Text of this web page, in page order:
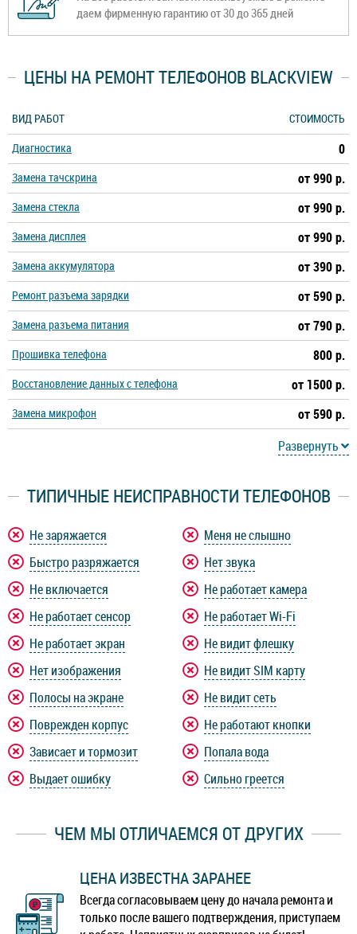
даем фирменную гарантию от 30 до 365 дней
ЦЕНЫ НА РЕМОНТ ТЕЛЕФОНОВ BLACKVIEW
ВИД РАБОТ
СТОИМОСТЬ
Диагностика
0
Замена тачскрина от 990 р.
Замена стекла от 990 р.
Замена дисплея от 990 р.
Замена аккумулятора от 390 р.
Ремонт разъема зарядки от 590 р.
Замена разъема питания от 790 р.
Прошивка телефона 800 р.
Восстановление данных с телефона от 1500 р.
Замена микрофон
от 590 р.
Развернуть
ТИПИЧНЫЕ НЕИСПРАВНОСТИ ТЕЛЕФОНОВ
Не заряжается
Быстро разряжается
Не включается
Не работает сенсор
Не работает экран
Нет изображения
Полосы на экране
Поврежден корпус
Зависает и тормозит
Выдает ошибку
Меня не слышно
Нет звука
Не работает камера
Не работает Wi-Fi
Не видит флешку
Не видит SIM карту
Не видит сеть
Не работают кнопки
Попала вода
Сильно греется
ЧЕМ МЫ ОТЛИЧАЕМСЯ ОТ ДРУГИХ
ЦЕНА ИЗВЕСТНА ЗАРАНЕЕ
Всегда согласовываем цену до начала ремонта и
только после вашего подтверждения, приступаем